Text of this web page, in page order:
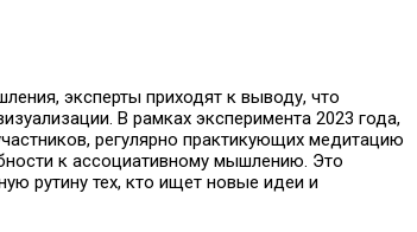
эксперты приходят к выводу, что
В рамках эксперимента 2023 года,
регулярно практикующих медитацию
к ассоциативному мышлению. Это
рутину тех, кто ищет новые идеи и